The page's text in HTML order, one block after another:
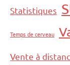
Statistiques
Temps de cerveau
Vente à